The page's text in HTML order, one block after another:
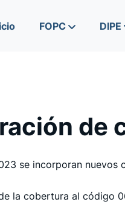
FOPC DIPE
de
se incorporan nuevos
la cobertura al código